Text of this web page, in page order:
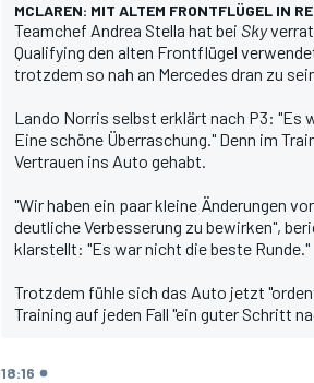
MCLAREN: MIT ALTEM FRONTFLÜGEL IN
Teamchef Andrea Stella hat bei Sky
Qualifying den alten Frontflügel
trotzdem so nah an Mercedes dran zu
Lando Norris selbst erklärt nach P3: "Es
Eine schöne Überraschung." Denn im
Vertrauen ins Auto gehabt.
"Wir haben ein paar kleine Änderungen
deutliche Verbesserung zu bewirken",
klarstellt: "Es war nicht die beste Runde."
Trotzdem fühle sich das Auto jetzt
Training auf jeden Fall "ein guter Schritt
18:16